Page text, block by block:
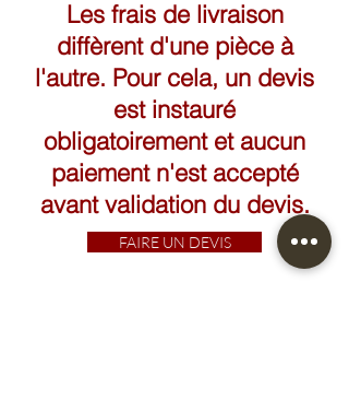
Les frais de livraison
diffèrent d'une pièce à
l'autre. Pour cela, un devis
est instauré
obligatoirement et aucun
paiement n'est accepté
avant validation du devis.
FAIRE UN DEVIS